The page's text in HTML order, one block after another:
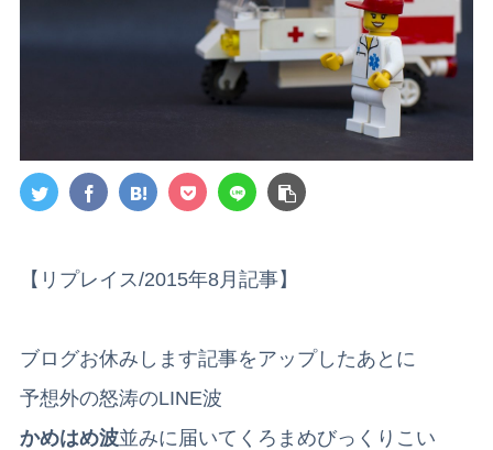
【リプレイス/2015年8月記事】
ブログお休みします記事をアップしたあとに
予想外の怒涛のLINE波
かめはめ波並みに届いてくろまめびっくりこい